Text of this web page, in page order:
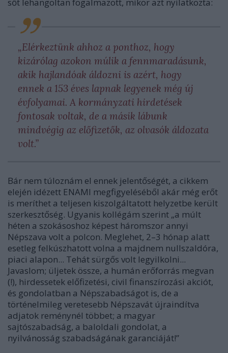
„Elérkeztünk ahhoz a ponthoz, hogy
kizárólag azokon múlik a fennmaradásunk,
akik hajlandóak áldozni is azért, hogy
ennek a 153 éves lapnak legyenek még új
évfolyamai. A kormányzati hirdetések
fontosak voltak, de a másik lábunk
mindvégig az előfizetők, az olvasók áldozata
volt.”
Bár nem túloznám el ennek jelentőségét, a cikkem
elején idézett ENAMI megfigyeléséből akár még erőt
is meríthet a teljesen kiszolgáltatott helyzetbe került
szerkesztőség. Ugyanis kollégám szerint „a múlt
héten a szokásoshoz képest háromszor annyi
Népszava volt a polcon. Meglehet, 2–3 hónap alatt
esetleg felkúszhatott volna a majdnem nullszaldóra,
piaci alapon... Tehát sürgős volt legyilkolni...
Javaslom; üljetek össze, a humán erőforrás megvan
(!), hirdessetek előfizetési, civil finanszírozási akciót,
és gondolatban a Népszabadságot is, de a
történelmileg veretesebb Népszavát újraindítva
adjatok reménynél többet; a magyar
sajtószabadság, a baloldali gondolat, a
nyilvánosság szabadságának garanciáját!”